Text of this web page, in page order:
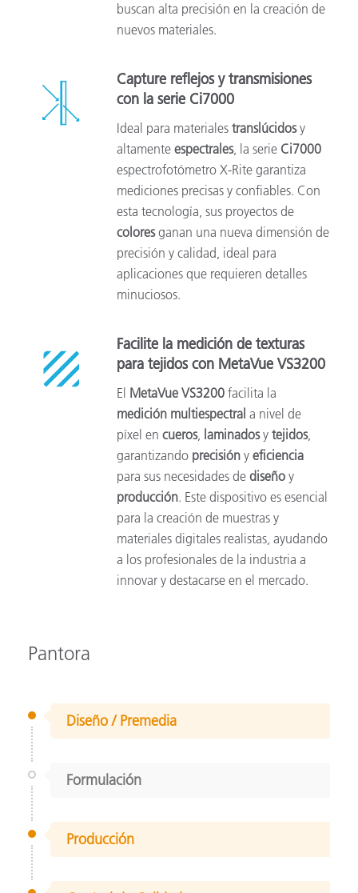
buscan alta precisión en la creación de
nuevos materiales.
Capture reflejos y transmisiones
con la serie Ci7000
Ideal para materialestranslúcidosy
altamenteespectrales, la serie Ci7000
espectrofotómetro X-Rite garantiza
mediciones precisas y confiables. Con
esta tecnología, sus proyectos de
coloresganan una nueva dimensión de
precisión y calidad, ideal para
aplicaciones que requieren detalles
minuciosos.
Facilite la medición de texturas
para tejidos con MetaVue VS3200
El MetaVue VS3200 facilita la
medición multiespectral a nivel de
píxel encueros, laminadosytejidos,
garantizando precisión yeficiencia
para sus necesidades dediseño y
producción. Este dispositivo es esencial
para la creación de muestras y
materiales digitales realistas, ayudando
a los profesionales de la industria a
innovar y destacarse en el mercado.
Pantora
Diseño / Premedia
Formulación
Producción